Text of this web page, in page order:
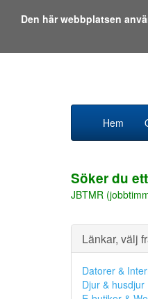
Hem
Söker du
JBTMR
Länkar, välj
Datorer &
Djur & husdjur
Den här webbplatsen